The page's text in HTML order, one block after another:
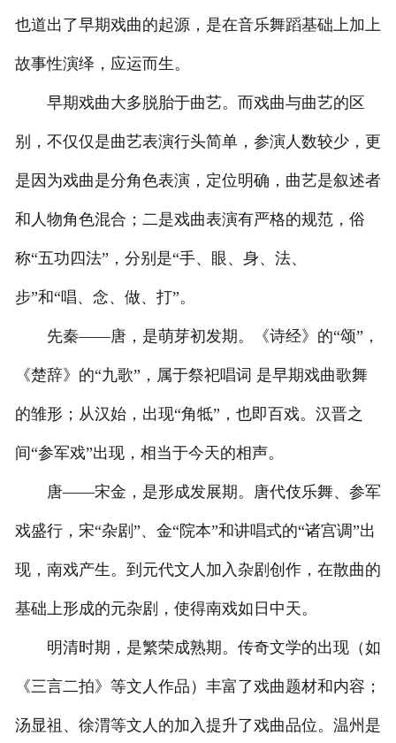
也道出了早期戏曲的起源，是在音乐舞蹈基础上加上
故事性演绎，应运而生。
早期戏曲大多脱胎于曲艺。而戏曲与曲艺的区
别，不仅仅是曲艺表演行头简单，参演人数较少，更
是因为戏曲是分角色表演，定位明确，曲艺是叙述者
和人物角色混合；二是戏曲表演有严格的规范，俗
称“五功四法”，分别是“手、眼、身、法、
步”和“唱、念、做、打”。
先秦——唐，是萌芽初发期。《诗经》的“颂”，
《楚辞》的“九歌”，属于祭祀唱词 是早期戏曲歌舞
的雏形；从汉始，出现“角牴”，也即百戏。汉晋之
间“参军戏”出现，相当于今天的相声。
唐——宋金，是形成发展期。唐代伎乐舞、参军
戏盛行，宋“杂剧”、金“院本”和讲唱式的“诸宫调”出
现，南戏产生。到元代文人加入杂剧创作，在散曲的
基础上形成的元杂剧，使得南戏如日中天。
明清时期，是繁荣成熟期。传奇文学的出现（如
《三言二拍》等文人作品）丰富了戏曲题材和内容；
汤显祖、徐渭等文人的加入提升了戏曲品位。温州是